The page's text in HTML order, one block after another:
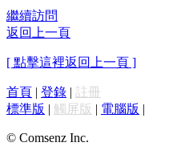
繼續訪問
返回上一頁
[ 點擊這裡返回上一頁 ]
首頁 | 登錄 | 註冊
標準版 | 觸屏版 | 電腦版 |
© Comsenz Inc.